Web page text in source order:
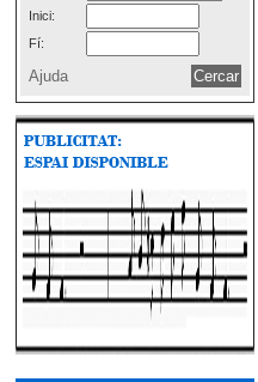
Inici:
Fí:
Ajuda